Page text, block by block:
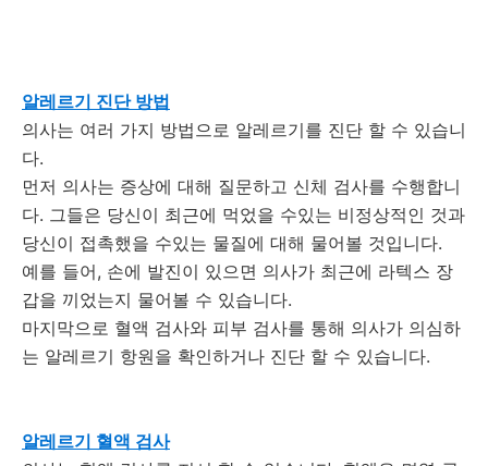
알레르기 진단 방법
의사는 여러 가지 방법으로 알레르기를 진단 할 수 있습니
다.
먼저 의사는 증상에 대해 질문하고 신체 검사를 수행합니
다. 그들은 당신이 최근에 먹었을 수있는 비정상적인 것과
당신이 접촉했을 수있는 물질에 대해 물어볼 것입니다.
예를 들어, 손에 발진이 있으면 의사가 최근에 라텍스 장
갑을 끼었는지 물어볼 수 있습니다.
마지막으로 혈액 검사와 피부 검사를 통해 의사가 의심하
는 알레르기 항원을 확인하거나 진단 할 수 있습니다.
알레르기 혈액 검사